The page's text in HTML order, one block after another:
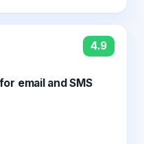
4.9
email and SMS